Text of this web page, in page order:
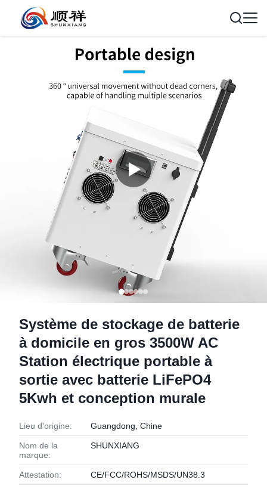
Système de stockage de batterie
à domicile en gros 3500W AC
Station électrique portable à
sortie avec batterie LiFePO4
5Kwh et conception murale
Lieu d'origine: Guangdong, Chine
Nom de la
marque:
SHUNXIANG
Attestation: CE/FCC/ROHS/MSDS/UN38.3